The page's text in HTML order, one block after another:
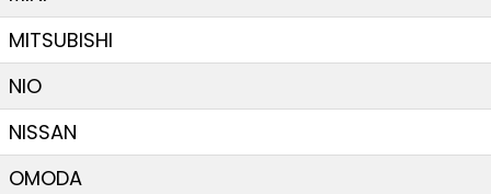
MITSUBISHI
NIO
NISSAN
OMODA